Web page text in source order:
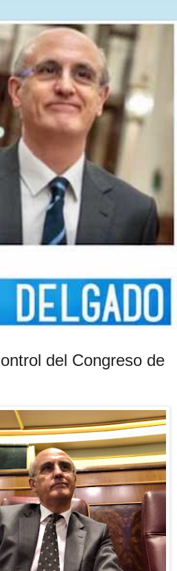
del Congreso de